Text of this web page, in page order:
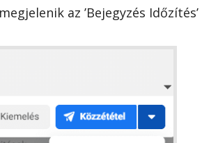
az ’Bejegyzés Időzítés’